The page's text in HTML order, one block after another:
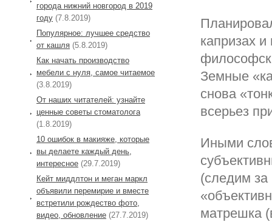
капризах
Земные
снова
всерьез
Иными
(следим за
матрешка
города нижний новгород в 2019
году (7.8.2019)
Популярное: лучшее средство
от кашля (5.8.2019)
Как начать производство
мебели с нуля, самое читаемое
(3.8.2019)
От наших читателей: узнайте
ценные советы стоматолога
(1.8.2019)
10 ошибок в макияже, которые
вы делаете каждый день,
интересное (29.7.2019)
Кейт миддлтон и меган маркл
объявили перемирие и вместе
встретили рождество фото,
видео, обновление (27.7.2019)